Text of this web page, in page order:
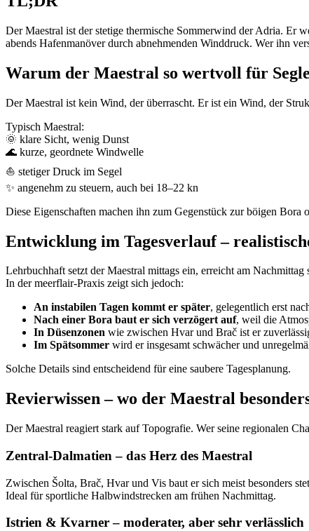
Der Maestral ist der stetige thermische Sommerwind der Adria. Er
abends Hafenmanöver durch abnehmenden Winddruck. Wer ihn
Warum der Maestral so wertvoll für
Der Maestral ist kein Wind, der überrascht. Er ist ein Wind, der
Typisch Maestral:
🌞 klare Sicht, wenig Dunst
🌊 kurze, geordnete Windwelle
⛵ stetiger Druck im Segel
✨ angenehm zu steuern, auch bei 18–22 kn
Diese Eigenschaften machen ihn zum Gegenstück zur böigen Bora
Entwicklung im Tagesverlauf –
Lehrbuchhaft setzt der Maestral mittags ein, erreicht am
In der meerflair-Praxis zeigt sich jedoch:
An instabilen Tagen kommt er später, gelegentlich erst
Nach einer Bora baut er sich verzögert auf, weil die
In Düsenzonen wie zwischen Hvar und Brač ist er
Im Spätsommer wird er insgesamt schwächer und
Solche Details sind entscheidend für eine saubere Tagesplanung.
Revierwissen – wo der Maestral
Der Maestral reagiert stark auf Topografie. Wer seine regionalen
Zentral-Dalmatien – das Herz des Maestral
Zwischen Šolta, Brač, Hvar und Vis baut er sich meist besonders
Ideal für sportliche Halbwindstrecken am frühen Nachmittag.
Istrien & Kvarner – moderater, aber sehr verlässlich